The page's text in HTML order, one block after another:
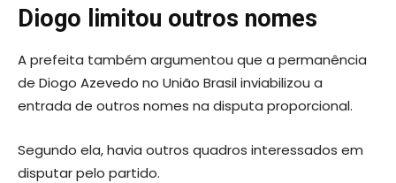
Diogo limitou outros nomes
A prefeita também argumentou que a permanência
de Diogo Azevedo no União Brasil inviabilizou a
entrada de outros nomes na disputa proporcional.
Segundo ela, havia outros quadros interessados em
disputar pelo partido.